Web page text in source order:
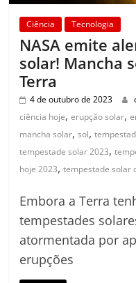
Ciência Tecnologia
NASA emite
solar! Mancha
Terra
4 de outubro de 2023
ciência hoje,erupção solar,
mancha solar,sol,
tempestade solar 2023,
hoje 2023,tempestade solar
Embora a Terra
tempestades
atormentada por
erupções